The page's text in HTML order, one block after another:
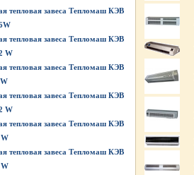
тепловая завеса Тепломаш КЭВ
тепловая завеса Тепломаш КЭВ
W
тепловая завеса Тепломаш КЭВ
тепловая завеса Тепломаш КЭВ
W
тепловая завеса Тепломаш КЭВ
тепловая завеса Тепломаш КЭВ